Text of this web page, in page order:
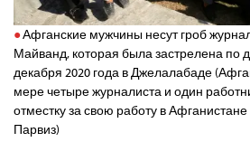
Афганские мужчины несут гроб
Майванд, которая была застрелена по
декабря 2020 года в Джелалабаде
мере четыре журналиста и один
отместку за свою работу в Афганистане
Парвиз)